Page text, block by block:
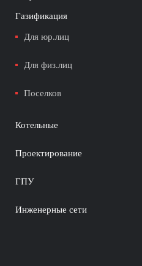
Газификация
Для юр.лиц
Для физ.лиц
Поселков
Котельные
Проектирование
ГПУ
Инженерные сети